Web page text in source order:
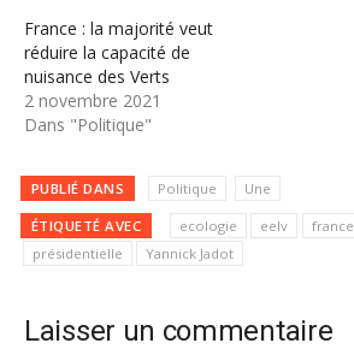
France : la majorité veut
réduire la capacité de
nuisance des Verts
2 novembre 2021
Dans "Politique"
PUBLIÉ DANS Politique Une
ÉTIQUETÉ AVEC ecologie eelv france
présidentielle
Yannick Jadot
Laisser un commentaire